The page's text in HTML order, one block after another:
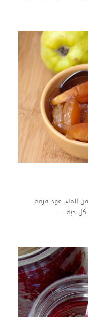
سكر. لتر من الماء. عود قرفة.
كل حبة…